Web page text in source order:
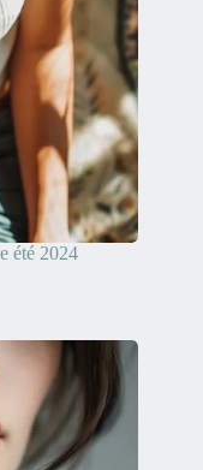
été 2024